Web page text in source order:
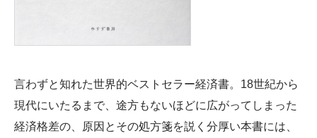
言わずと知れた世界的ベストセラー経済書。18世紀から
現代にいたるまで、途方もないほどに広がってしまった
経済格差の、原因とその処方箋を説く分厚い本書には、